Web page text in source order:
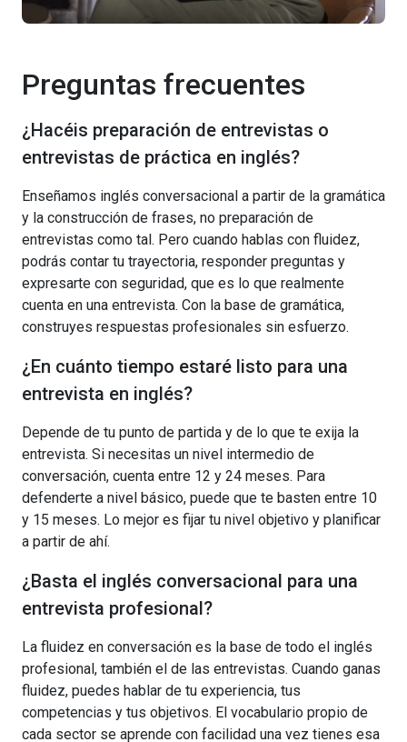
Preguntas frecuentes
¿Hacéis preparación de entrevistas o
entrevistas de práctica en inglés?
Enseñamos inglés conversacional a partir de la gramática
y la construcción de frases, no preparación de
entrevistas como tal. Pero cuando hablas con fluidez,
podrás contar tu trayectoria, responder preguntas y
expresarte con seguridad, que es lo que realmente
cuenta en una entrevista. Con la base de gramática,
construyes respuestas profesionales sin esfuerzo.
¿En cuánto tiempo estaré listo para una
entrevista en inglés?
Depende de tu punto de partida y de lo que te exija la
entrevista. Si necesitas un nivel intermedio de
conversación, cuenta entre 12 y 24 meses. Para
defenderte a nivel básico, puede que te basten entre 10
y 15 meses. Lo mejor es fijar tu nivel objetivo y planificar
a partir de ahí.
¿Basta el inglés conversacional para una
entrevista profesional?
La fluidez en conversación es la base de todo el inglés
profesional, también el de las entrevistas. Cuando ganas
fluidez, puedes hablar de tu experiencia, tus
competencias y tus objetivos. El vocabulario propio de
cada sector se aprende con facilidad una vez tienes esa